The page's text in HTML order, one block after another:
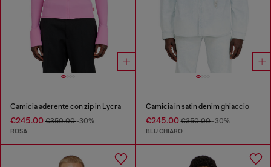
Camicia aderente con zip in Lycra
€245.00 €350.00-30%
ROSA
Camicia in satin denim ghiaccio
€245.00€350.00-30%
BLU CHIARO